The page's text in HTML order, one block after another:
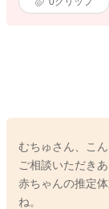
むちゅさん、こん
ご相談いただき
赤ちゃんの推定
ね。